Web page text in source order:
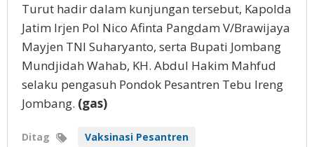
Turut hadir dalam kunjungan tersebut, Kapolda
Jatim Irjen Pol Nico Afinta Pangdam V/Brawijaya
Mayjen TNI Suharyanto, serta Bupati Jombang
Mundjidah Wahab, KH. Abdul Hakim Mahfud
selaku pengasuh Pondok Pesantren Tebu Ireng
Jombang. (gas)
Ditag Vaksinasi Pesantren